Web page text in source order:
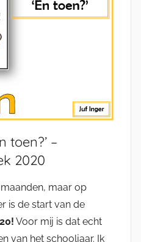
toen?’ –
2020
maar op
is de start van de
Voor mij is dat echt
van het schooljaar. Ik